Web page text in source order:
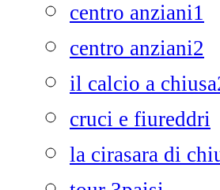
centro anziani1
centro anziani2
il calcio a
cruci e fiureddri
la cirasara di